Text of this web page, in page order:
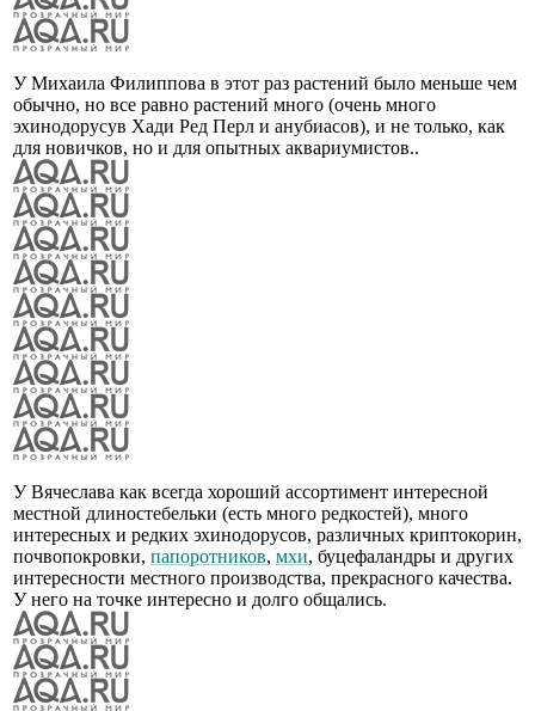
У Михаила Филиппова в этот раз растений было меньше чем
обычно, но все равно растений много (очень много
эхинодорусув Хади Ред Перл и анубиасов), и не только, как
для новичков, но и для опытных аквариумистов..
У Вячеслава как всегда хороший ассортимент интересной
местной длиностебельки (есть много редкостей), много
интересных и редких эхинодорусов, различных криптокорин,
почвопокровки, папоротников, мхи, буцефаландры и других
интересности местного производства, прекрасного качества.
У него на точке интересно и долго общались.